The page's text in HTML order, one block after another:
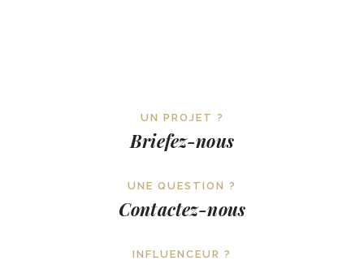
UN PROJET ?
Briefez-nous
UNE QUESTION ?
Contactez-nous
INFLUENCEUR ?